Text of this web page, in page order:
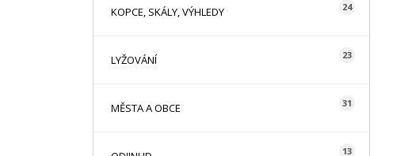
KOPCE, SKÁLY, VÝHLEDY 24
LYŽOVÁNÍ 23
MĚSTA A OBCE 31
13